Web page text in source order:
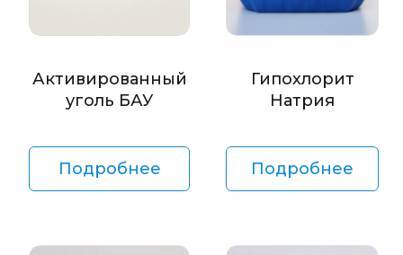
Активированный
уголь БАУ
Подробнее
Гипохлорит
Натрия
Подробнее